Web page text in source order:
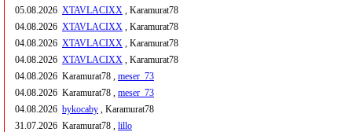
05.08.2026 XTAVLACIXX , Karamurat78
04.08.2026 XTAVLACIXX , Karamurat78
04.08.2026 XTAVLACIXX , Karamurat78
04.08.2026 XTAVLACIXX , Karamurat78
04.08.2026 Karamurat78 , meser_73
04.08.2026 Karamurat78 , meser_73
04.08.2026 bykocaby , Karamurat78
31.07.2026 Karamurat78 , lillo